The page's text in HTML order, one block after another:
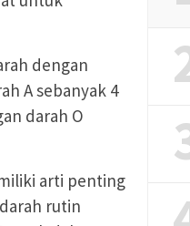
dengan
A sebanyak 4
darah O
arti penting
rutin